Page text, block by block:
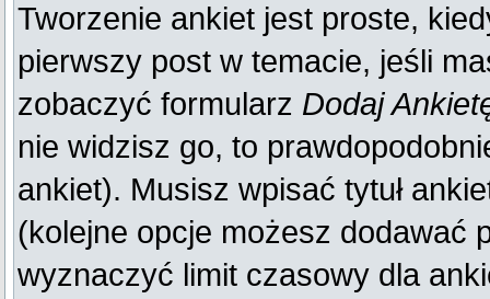
Tworzenie ankiet jest proste,
pierwszy post w temacie, jeśli
zobaczyć formularz Dodaj
nie widzisz go, to
ankiet). Musisz wpisać tytuł
(kolejne opcje możesz dodawać
wyznaczyć limit czasowy dla